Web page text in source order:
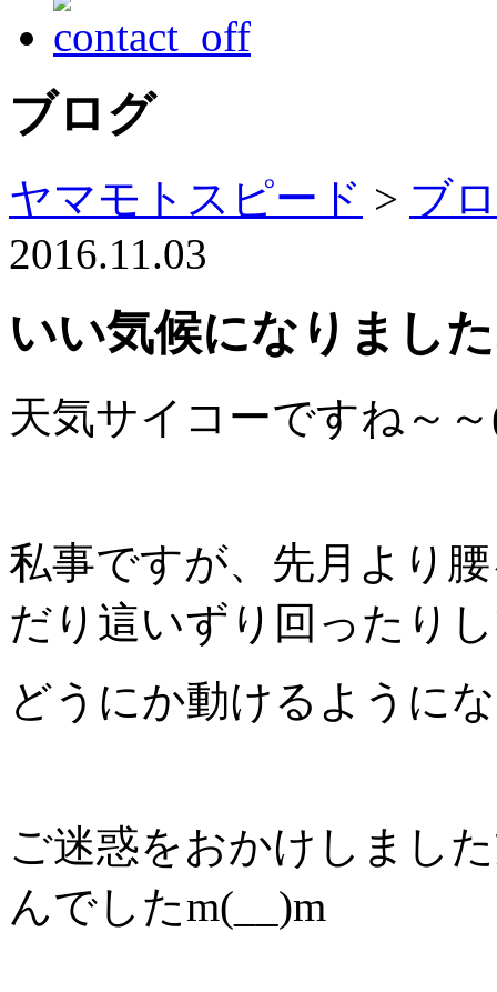
ブログ
ヤマモトスピード > ブ
2016.11.03
いい気候になりまし
天気サイコーですね～
私事ですが、先月より
だり這いずり回ったり
どうにか動けるように
ご迷惑をおかけしまし
んでしたm(__)m